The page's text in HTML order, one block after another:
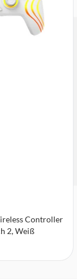
Controller
2, Weiß